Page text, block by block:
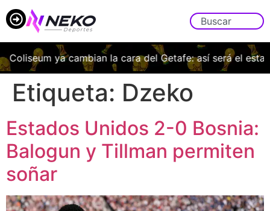
ya cambian la cara del Getafe: así será el
Etiqueta: Dzeko
Estados Unidos 2-0 Bosnia:
Balogun y Tillman permiten
soñar